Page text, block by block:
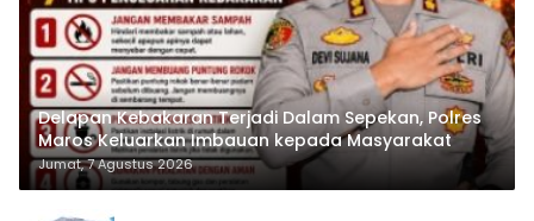
Delapan Kebakaran Terjadi Dalam Sepekan, Polres
Maros Keluarkan Imbauan kepada Masyarakat
Jumat, 7 Agustus 2026